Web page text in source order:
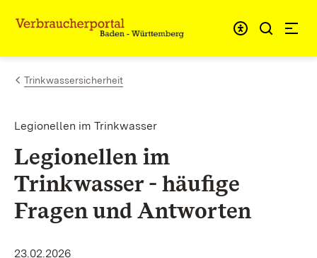
Zum Inhalt springen
Link zur Startseite
Trinkwassersicherheit
Legionellen im Trinkwasser
Legionellenim
Trinkwasser - häufige
Fragen und Antworten
23.02.2026